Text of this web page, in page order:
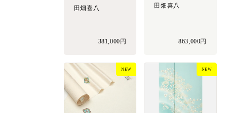
田畑喜八
381,000円
田畑喜八
863,000円
NEW NEW